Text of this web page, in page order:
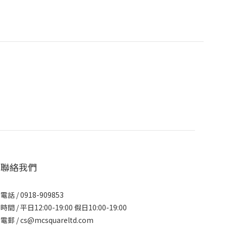
聯絡我們
電話 / 0918-909853
時間 / 平日12:00-19:00 假日10:00-19:00
電郵 / cs@mcsquareltd.com